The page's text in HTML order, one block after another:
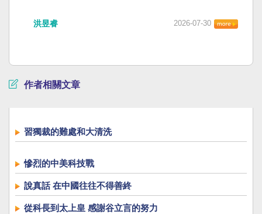
洪昱睿 2026-07-30
作者相關文章
習獨裁的難處和大清洗
慘烈的中美科技戰
說真話 在中國往往不得善終
從科長到太上皇 感謝谷立言的努力